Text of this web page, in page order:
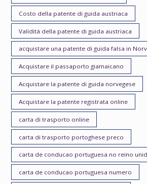
Costo della patente di guida austriaca
Validità della patente di guida austriaca
acquistare una patente di guida falsa in
Acquistare il passaporto giamaicano
Acquistare la patente di guida norvegese
Acquistare la patente registrata online
carta di trasporto online
carta di trasporto portoghese preco
carta de conducao portuguesa no reino
carta de conducao portuguesa numero